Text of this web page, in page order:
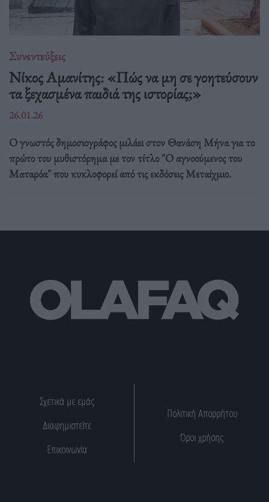
Συνεντεύξεις
Νίκος Αμανίτης: «Πώς να μη σε γοητεύσουν
τα ξεχασμένα παιδιά της ιστορίας;»
26.01.26
Ο γνωστός δημοσιογράφος μιλάει στον Θανάση Μήνα για το
πρώτο του μυθιστόρημα με τον τίτλο "Ο αγνοούμενος του
Ματαρόα" που κυκλοφορεί από τις εκδόσεις Μεταίχμιο.
Σχετικά με εμάς
Διαφημιστείτε
Επικοινωνία
Πολιτική Απορρήτου
Όροι χρήσης